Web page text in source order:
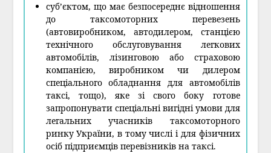
суб’єктом, що має безпосереднє відношення
до таксомоторних перевезень
(автовиробником, автодилером, станцією
технічного обслуговування легкових
автомобілів, лізинговою або страховою
компанією, виробником чи дилером
спеціального обладнання для автомобілів
таксі, тощо), яке зі свого боку готове
запропонувати спеціальні вигідні умови для
легальних учасників таксомоторного
ринку України, в тому числі і для фізичних
осіб підприємців перевізників на таксі.